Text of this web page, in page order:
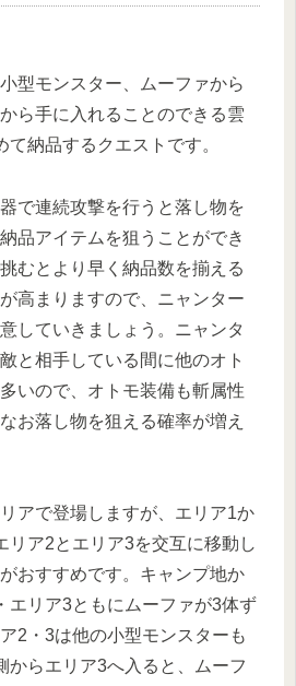
型モンスター、ムーファから
ら手に入れることのできる雲
納品するクエストです。
で連続攻撃を行うと落し物を
品アイテムを狙うことができ
むとより早く納品数を揃える
高まりますので、ニャンター
していきましょう。ニャンタ
と相手している間に他のオト
いので、オトモ装備も斬属性
お落し物を狙える確率が増え
アで登場しますが、エリア1か
リア2とエリア3を交互に移動し
おすすめです。キャンプ地か
エリア3ともにムーファが3体ず
2・3は他の小型モンスターも
からエリア3へ入ると、ムーフ